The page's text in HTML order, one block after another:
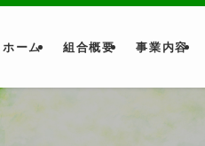
ホーム 組合概要 事業内容